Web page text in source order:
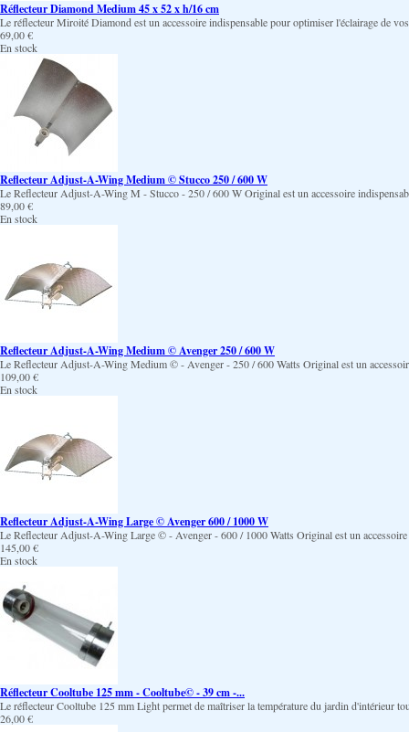
Réflecteur Diamond Medium 45 x 52 x h/16 cm
Le réflecteur Miroité Diamond est un accessoire indispensable pour optimiser l'éclairage de
69,00 €
En stock
Reflecteur Adjust-A-Wing Medium © Stucco 250 / 600 W
Le Reflecteur Adjust-A-Wing M - Stucco - 250 / 600 W Original est un accessoire
89,00 €
En stock
Reflecteur Adjust-A-Wing Medium © Avenger 250 / 600 W
Le Reflecteur Adjust-A-Wing Medium © - Avenger - 250 / 600 Watts Original est un
109,00 €
En stock
Reflecteur Adjust-A-Wing Large © Avenger 600 / 1000 W
Le Reflecteur Adjust-A-Wing Large © - Avenger - 600 / 1000 Watts Original est un
145,00 €
En stock
Réflecteur Cooltube 125 mm - Cooltube© - 39 cm -...
Le réflecteur Cooltube 125 mm Light permet de maîtriser la température du jardin d'intérieur
26,00 €